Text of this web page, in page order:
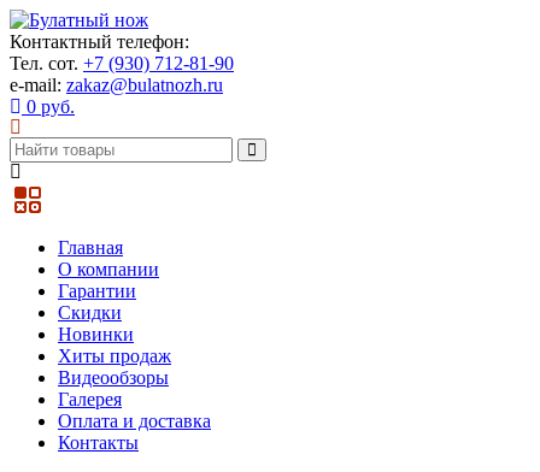
Контактный телефон:
Тел. сот. +7 (930) 712-81-90
e-mail: zakaz@bulatnozh.ru
0 руб.
Главная
О компании
Гарантии
Скидки
Новинки
Хиты продаж
Видеообзоры
Галерея
Оплата и доставка
Контакты